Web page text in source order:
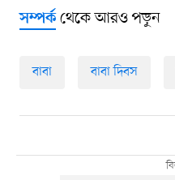
সম্পর্কথেকে আরও পড়ুন
বাবা বাবা দিবস